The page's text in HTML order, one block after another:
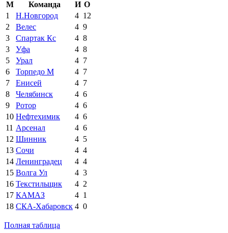
М Команда И О
1
Н.Новгород 4 12
2
Велес 4 9
3
Спартак Кс 4 8
3
Уфа 4 8
5
Урал 4 7
6
Торпедо М 4 7
7
Енисей 4 7
8
Челябинск 4 6
9
Ротор 4 6
10 Нефтехимик 4 6
11 Арсенал 4 6
12 Шинник 4 5
13 Сочи 4 4
14 Ленинградец 4 4
15 Волга Ул 4 3
16 Текстильщик 4 2
17 КАМАЗ 4 1
18 СКА-Хабаровск 4 0
Полная таблица